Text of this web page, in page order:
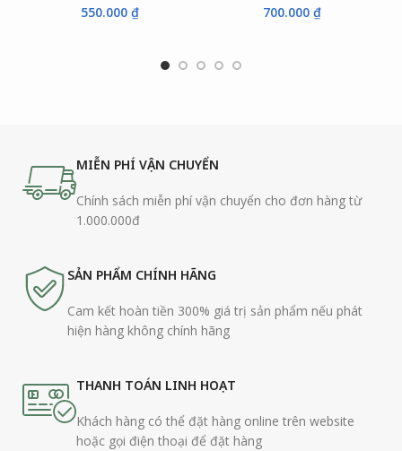
550.000 ₫
700.000₫
MIỄN PHÍ VẬN CHUYỂN
Chính sách miễn phí vận chuyển cho đơn hàng từ
1.000.000đ
SẢN PHẨM CHÍNH HÃNG
Cam kết hoàn tiền 300% giá trị sản phẩm nếu phát
hiện hàng không chính hãng
THANH TOÁN LINH HOẠT
Khách hàng có thể đặt hàng online trên website
hoặc gọi điện thoại để đặt hàng